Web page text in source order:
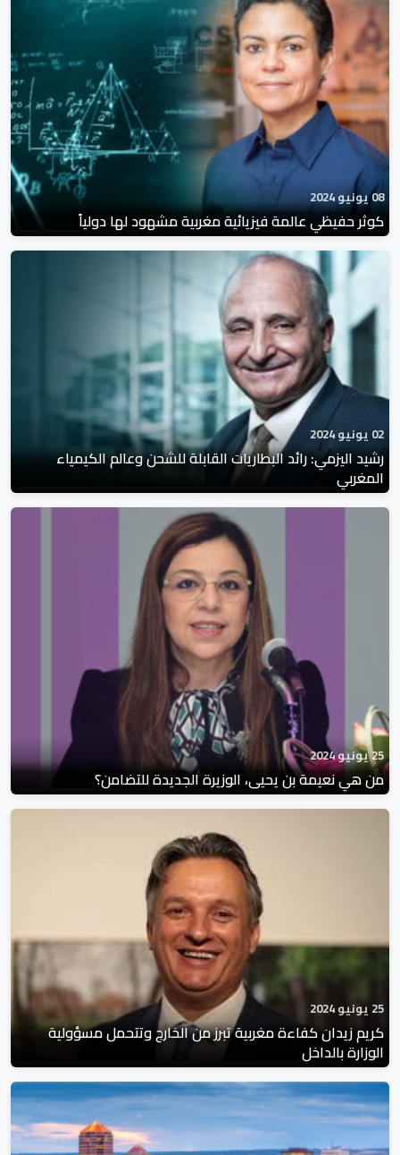
08 يونيو 2024
كوثر حفيظي عالمة فيزيائية مغربية مشهود لها دولياً
02 يونيو 2024
رشيد اليزمي: رائد البطاريات القابلة للشحن وعالم الكيمياء
المغربي
25 يونيو 2024
من هي نعيمة بن يحيى، الوزيرة الجديدة للتضامن؟
25 يونيو 2024
كريم زيدان كفاءة مغربية تبرز من الخارج وتتحمل مسؤولية
الوزارة بالداخل